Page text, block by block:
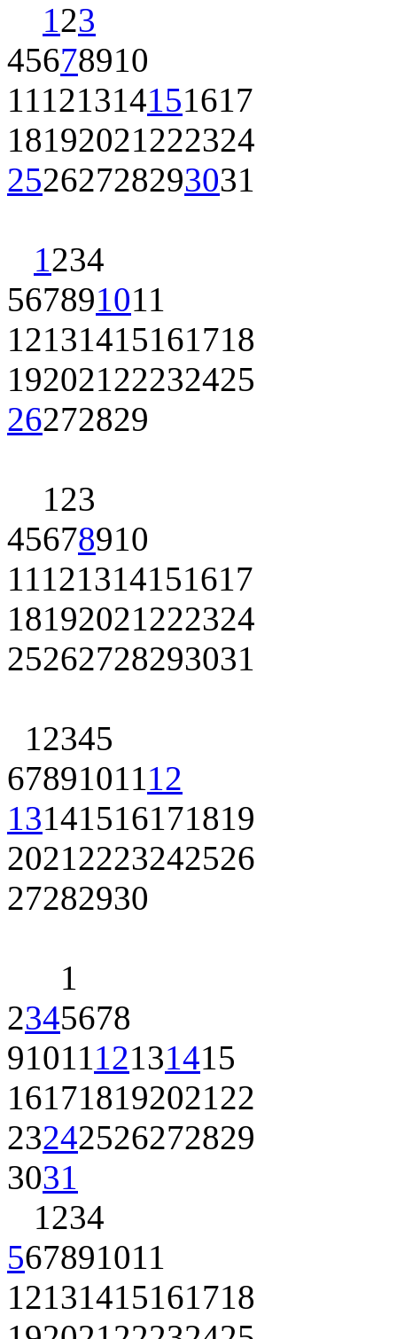
123
45678910
11121314151617
18192021222324
25262728293031
1234
567891011
12131415161718
19202122232425
26272829
123
45678910
11121314151617
18192021222324
25262728293031
12345
6789101112
13141516171819
20212223242526
27282930
1
2345678
9101112131415
16171819202122
23242526272829
3031
1234
567891011
12131415161718